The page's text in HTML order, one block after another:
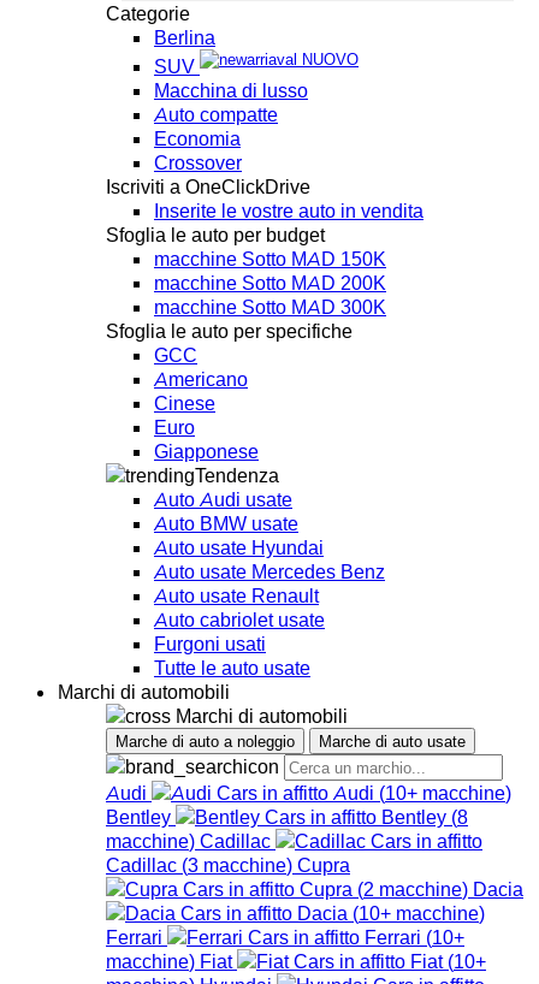
Categorie
Berlina
SUV
NUOVO
Macchina di lusso
Auto compatte
Economia
Crossover
Iscriviti a OneClickDrive
Inserite le vostre auto in vendita
Sfoglia le auto per budget
macchine Sotto MAD 150K
macchine Sotto MAD 200K
macchine Sotto MAD 300K
Sfoglia le auto per specifiche
GCC
Americano
Cinese
Euro
Giapponese
Tendenza
Auto Audi usate
Auto BMW usate
Auto usate Hyundai
Auto usate Mercedes Benz
Auto usate Renault
Auto cabriolet usate
Furgoni usati
Tutte le auto usate
Marchi di automobili
Marchi di automobili
Marche di auto a noleggio Marche di auto usate
Audi Audi (10+ macchine)
Bentley
Bentley (8
macchine) Cadillac
Cadillac (3 macchine) Cupra
Cupra (2 macchine) Dacia
Dacia (10+ macchine)
Ferrari
Ferrari (10+
macchine) Fiat Fiat (10+